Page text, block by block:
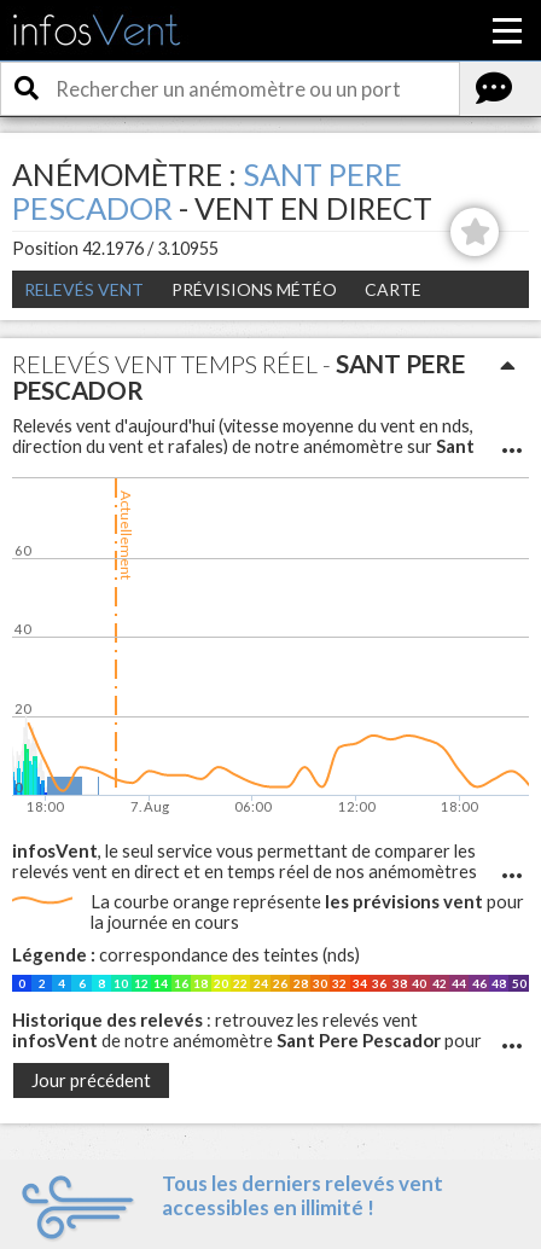
ANÉMOMÈTRE : SANT PERE
PESCADOR - VENT EN DIRECT
Position 42.1976 / 3.10955
RELEVÉS VENT
PRÉVISIONS MÉTÉO CARTE
RELEVÉS VENT TEMPS RÉEL - SANT PERE
PESCADOR
Relevés vent d'aujourd'hui (vitesse moyenne du vent en nds,
direction du vent et rafales) de notre anémomètre surSant
Sant Pere Pescador
Actuellement
18:00 7. Aug 06:00 12:00 18:00
0
20
40
60
infosVent, le seul service vous permettant de comparer les
relevés vent en direct et en temps réel de nos anémomètres
avec les prévisions vent, sur tout le littoral francais !
La courbe orange représente les prévisions vent pour
la journée en cours
Légende : correspondance des teintes (nds)
0 2 4 6 8 10 12 14 16 18 20 22 24 26 28 30 32 34 36 38 40 42 44 46 48 50
Historique des relevés : retrouvez les relevés vent
infosVent de notre anémomètreSant Pere Pescadorpour
les jours précédents
Jour précédent
Tous les derniers relevés vent
accessibles en illimité !